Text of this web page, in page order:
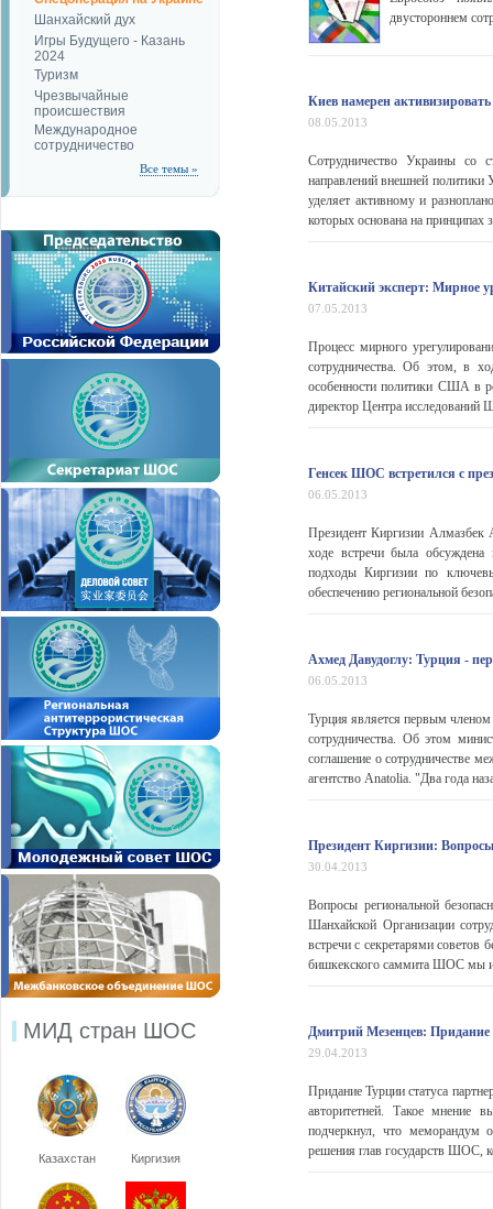
Шанхайский дух
Игры Будущего - Казань
2024
Туризм
Чрезвычайные
происшествия
Международное
сотрудничество
Все темы »
МИД стран ШОС
Казахстан Киргизия
двустороннем
Киев намерен
08.05.2013
Сотрудничество Украины со
направлений внешней
уделяет активному и
которых основана на принципах
Китайский эксперт: Мирное
07.05.2013
Процесс мирного
сотрудничества. Об этом, в
особенности политики США в
директор Центра исследований
Генсек ШОС встретился с
06.05.2013
Президент Киргизии
ходе встречи была
подходы Киргизии по
обеспечению региональной
Ахмед Давудоглу: Турция -
06.05.2013
Турция является первым
сотрудничества. Об этом
соглашение о сотрудничестве
агентство Anatolia. "Два года
Президент Киргизии:
30.04.2013
Вопросы региональной
Шанхайской Организации
встречи с секретарями
бишкекского саммита ШОС мы
Дмитрий Мезенцев: Придание
29.04.2013
Придание Турции статуса
авторитетней. Такое
подчеркнул, что меморандум
решения глав государств ШОС,